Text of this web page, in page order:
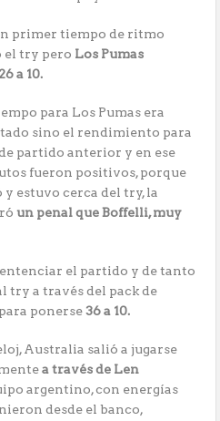
primer tiempo de ritmo
el try pero Los Pumas
a 10.
para Los Pumas era
sino el rendimiento para
partido anterior y en ese
fueron positivos, porque
estuvo cerca del try, la
un penal que Boffelli, muy
el partido y de tanto
try a través del pack de
ponerse36 a 10.
Australia salió a jugarse
a través de Len
argentino, con energías
desde el banco,